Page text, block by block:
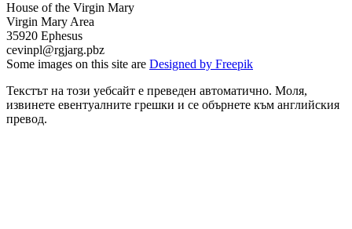
House of the Virgin Mary
Virgin Mary Area
35920 Ephesus
cevinpl@rgjarg.pbz
Some images on this site are Designed by Freepik
Текстът на този уебсайт е преведен автоматично. Моля,
извинете евентуалните грешки и се обърнете към английския
превод.